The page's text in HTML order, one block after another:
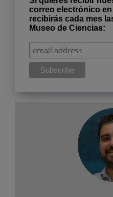
correo electrónico
recibirás cada mes
Museo de Ciencias: